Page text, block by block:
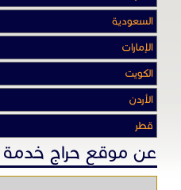
عن موقع حراج خدمة